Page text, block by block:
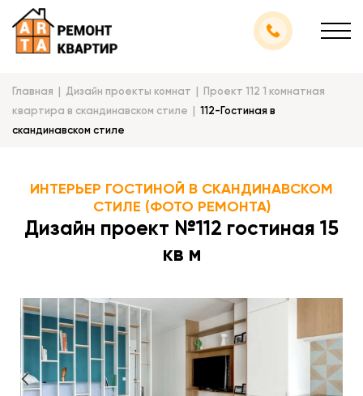
Главная Дизайн проекты комнат
Проект 112 1 комнатная
квартира в скандинавском стиле
112-Гостиная в
скандинавском стиле
ИНТЕРЬЕР ГОСТИНОЙ В СКАНДИНАВСКОМ
СТИЛЕ (ФОТО РЕМОНТА)
Дизайн проект №112 гостиная 15
кв м